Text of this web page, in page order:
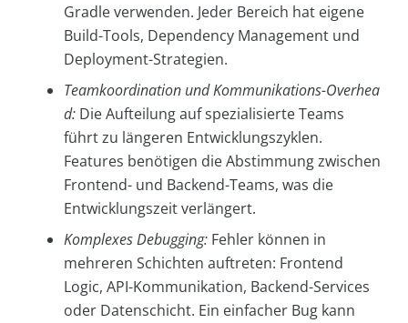
Gradle verwenden. Jeder Bereich hat eigene
Build-Tools, Dependency Management und
Deployment-Strategien.
Teamkoordination und Kommunikations-Overhea
d: Die Aufteilung auf spezialisierte Teams
führt zu längeren Entwicklungszyklen.
Features benötigen die Abstimmung zwischen
Frontend- und Backend-Teams, was die
Entwicklungszeit verlängert.
Komplexes Debugging: Fehler können in
mehreren Schichten auftreten: Frontend
Logic, API-Kommunikation, Backend-Services
oder Datenschicht. Ein einfacher Bug kann